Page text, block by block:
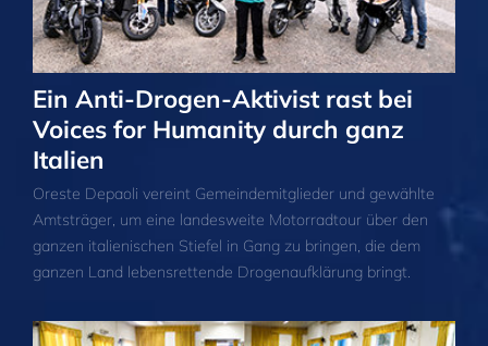
Ein Anti-Drogen-Aktivist rast bei
Voices for Humanity durch ganz
Italien
Oreste Depaoli vereint Gemeindemitglieder und gewählte
Amtsträger, um eine landesweite Motorradtour über den
ganzen italienischen Stiefel in Gang zu bringen, die dem
ganzen Land lebensrettende Drogenaufklärung bringt.